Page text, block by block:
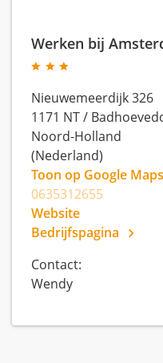
Werken bij
Nieuwemeerdijk 326
1171 NT/
Noord-Holland
(Nederland)
Toon op Google Maps
0635312655
Website
Bedrijfspagina
Contact:
Wendy